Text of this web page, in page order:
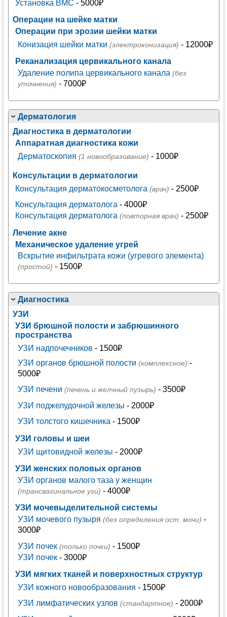
Установка ВМС - 5000₽
Операции на шейке матки
Операции при эрозии шейки матки
Конизация шейки матки (электроконизация) - 12000₽
Реканализация цервикального канала
Удаление полипа цервикального канала (без
уточнения) - 7000₽
Дерматология
Диагностика в дерматологии
Аппаратная диагностика кожи
Дерматоскопия (1 новообразование) - 1000₽
Консультации в дерматологии
Консультация дерматокосметолога (врач) - 2500₽
Консультация дерматолога - 4000₽
Консультация дерматолога (повторная врач) - 2500₽
Лечение акне
Механическое удаление угрей
Вскрытие инфильтрата кожи (угревого элемента)
(простой) - 1500₽
Диагностика
УЗИ
УЗИ брюшной полости и забрюшинного
пространства
УЗИ надпочечников - 1500₽
УЗИ органов брюшной полости (комплексное) -
5000₽
УЗИ печени (печень и желчный пузырь) - 3500₽
УЗИ поджелудочной железы - 2000₽
УЗИ толстого кишечника - 1500₽
УЗИ головы и шеи
УЗИ щитовидной железы - 2000₽
УЗИ женских половых органов
УЗИ органов малого таза у женщин
(трансвагинальное узи) - 4000₽
УЗИ мочевыделительной системы
УЗИ мочевого пузыря (без определения ост. мочи) -
3000₽
УЗИ почек (только почки) - 1500₽
УЗИ почек- 3000₽
УЗИ мягких тканей и поверхностных структур
УЗИ кожного новообразования - 1500₽
УЗИ лимфатических узлов (стандартное) - 2000₽